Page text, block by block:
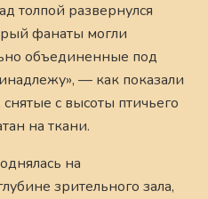
толпой развернулся
фанаты могли
объединенные под
— как показали
с высоты птичьего
на ткани.
на
зрительного зала,